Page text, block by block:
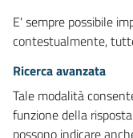
E' sempre possibile
contestualmente,
Ricerca avanzata
Tale modalità
funzione della
possono indicare